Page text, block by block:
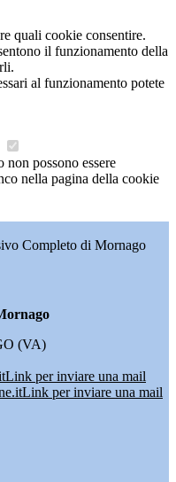
quali cookie consentire.
il funzionamento della
al funzionamento potete
possono essere
nella pagina della cookie
Completo di Mornago
(VA)
Link per inviare una mail
Link per inviare una mail